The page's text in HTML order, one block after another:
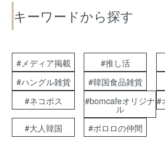
キーワードから探す
#メディア掲載 #推し活
#ハングル雑貨
#韓国食品雑貨
#ネコポス
#bomcafeオリジナ
ル
#
#大人韓国 #ポロロの仲間